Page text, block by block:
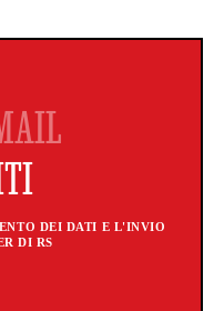
DEI DATI E L'INVIO
DI RS